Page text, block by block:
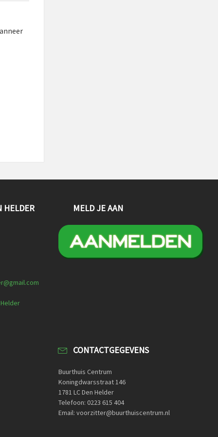
HELDER MELD JE AAN
CONTACTGEGEVENS
Buurthuis Centrum
Koningdwarsstraat 146
1781 LC Den Helder
Telefoon: 0223 615 404
Email: voorzitter@buurthuiscentrum.nl